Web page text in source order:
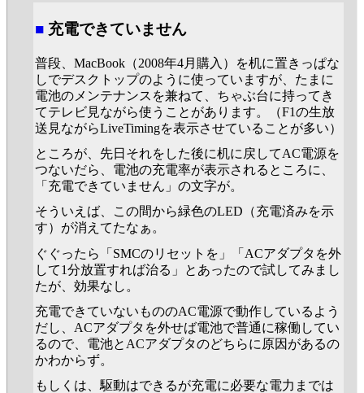
■ 充電できていません
普段、MacBook（2008年4月購入）を机に置きっぱな
しでデスクトップのように使っていますが、たまに
電池のメンテナンスを兼ねて、ちゃぶ台に持ってき
てテレビ見ながら使うことがあります。（F1の生放
送見ながらLiveTimingを表示させていることが多い）
ところが、先日それをした後に机に戻してAC電源を
つないだら、電池の充電率が表示されるところに、
「充電できていません」の文字が。
そういえば、この間から緑色のLED（充電済みを示
す）が消えてたなぁ。
ぐぐったら「SMCのリセットを」「ACアダプタを外
して1分放置すれば治る」とあったので試してみまし
たが、効果なし。
充電できていないもののAC電源で動作しているよう
だし、ACアダプタを外せば電池で普通に稼働してい
るので、電池とACアダプタのどちらに原因があるの
かわからず。
もしくは、駆動はできるが充電に必要な電力までは